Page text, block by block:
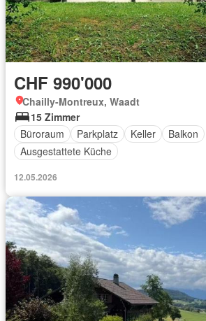
CHF 990'000
Chailly-Montreux, Waadt
15 Zimmer
Büroraum
Parkplatz Keller
Balkon
Ausgestattete Küche
12.05.2026